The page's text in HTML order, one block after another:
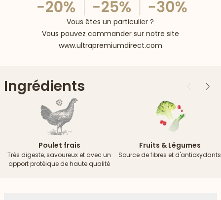
Vous êtes un particulier ?
Vous pouvez commander sur notre site
www.ultrapremiumdirect.com
Ingrédients Précédent
Poulet frais
Très digeste, savoureux et avec un
apport protéique de haute qualité
Fruits & Légumes
Source de fibres et d'antioxydants